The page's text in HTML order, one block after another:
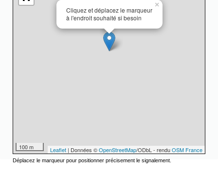
Cliquez et déplacez le marqueur
à l'endroit souhaité si besoin
×
100 m Leaflet | Données ©OpenStreetMap/ODbL - renduOSM France
Déplacez le marqueur pour positionner précisement le signalement.